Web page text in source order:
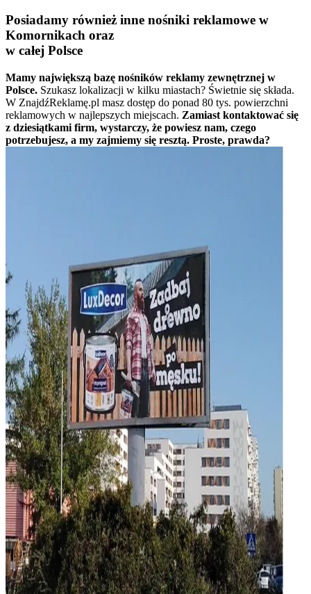
Posiadamy również inne nośniki reklamowe w
Komornikach oraz
w całej Polsce
Mamy największą bazę nośników reklamy zewnętrznej w
Polsce. Szukasz lokalizacji w kilku miastach? Świetnie się składa.
W ZnajdźReklamę.pl masz dostęp do ponad 80 tys. powierzchni
reklamowych w najlepszych miejscach. Zamiast kontaktować się
z dziesiątkami firm, wystarczy, że powiesz nam, czego
potrzebujesz, a my zajmiemy się resztą. Proste, prawda?